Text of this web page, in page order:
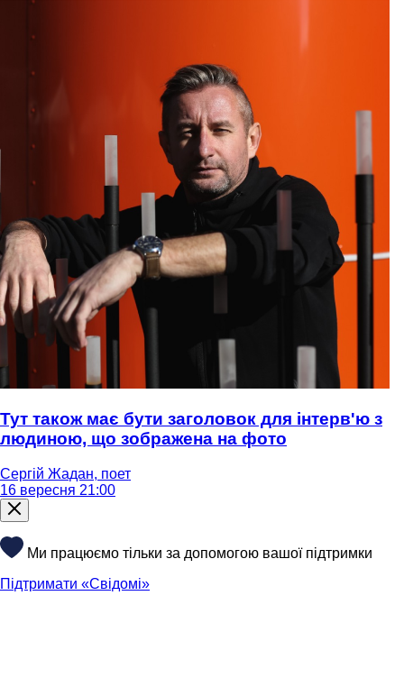
Тут також має бути заголовок для інтерв'ю з
людиною, що зображена на фото
Сергій Жадан, поет
16 вересня 21:00
Ми працюємо тільки за допомогою вашої підтримки
Підтримати «Свідомі»